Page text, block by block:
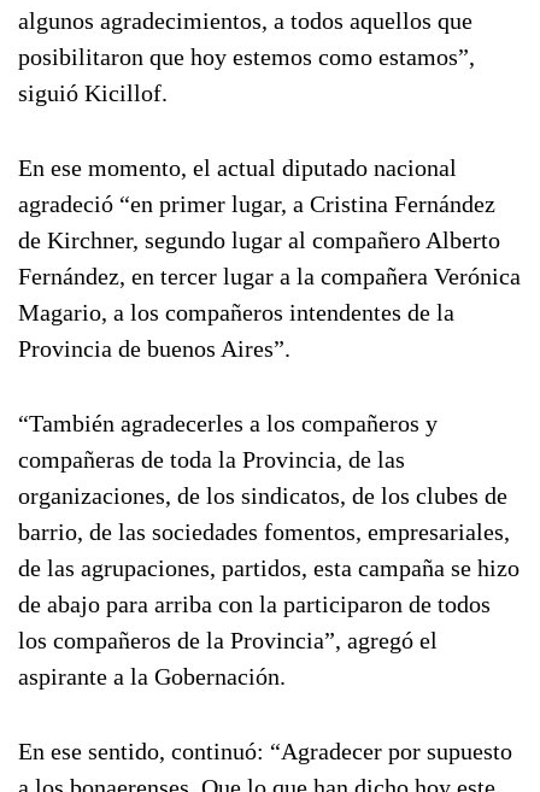
algunos agradecimientos, a todos aquellos que
posibilitaron que hoy estemos como estamos”,
siguió Kicillof.
En ese momento, el actual diputado nacional
agradeció “en primer lugar, a Cristina Fernández
de Kirchner, segundo lugar al compañero Alberto
Fernández, en tercer lugar a la compañera Verónica
Magario, a los compañeros intendentes de la
Provincia de buenos Aires”.
“También agradecerles a los compañeros y
compañeras de toda la Provincia, de las
organizaciones, de los sindicatos, de los clubes de
barrio, de las sociedades fomentos, empresariales,
de las agrupaciones, partidos, esta campaña se hizo
de abajo para arriba con la participaron de todos
los compañeros de la Provincia”, agregó el
aspirante a la Gobernación.
En ese sentido, continuó: “Agradecer por supuesto